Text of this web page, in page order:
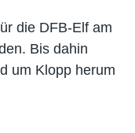
die DFB-Elf am
Bis dahin
um Klopp herum